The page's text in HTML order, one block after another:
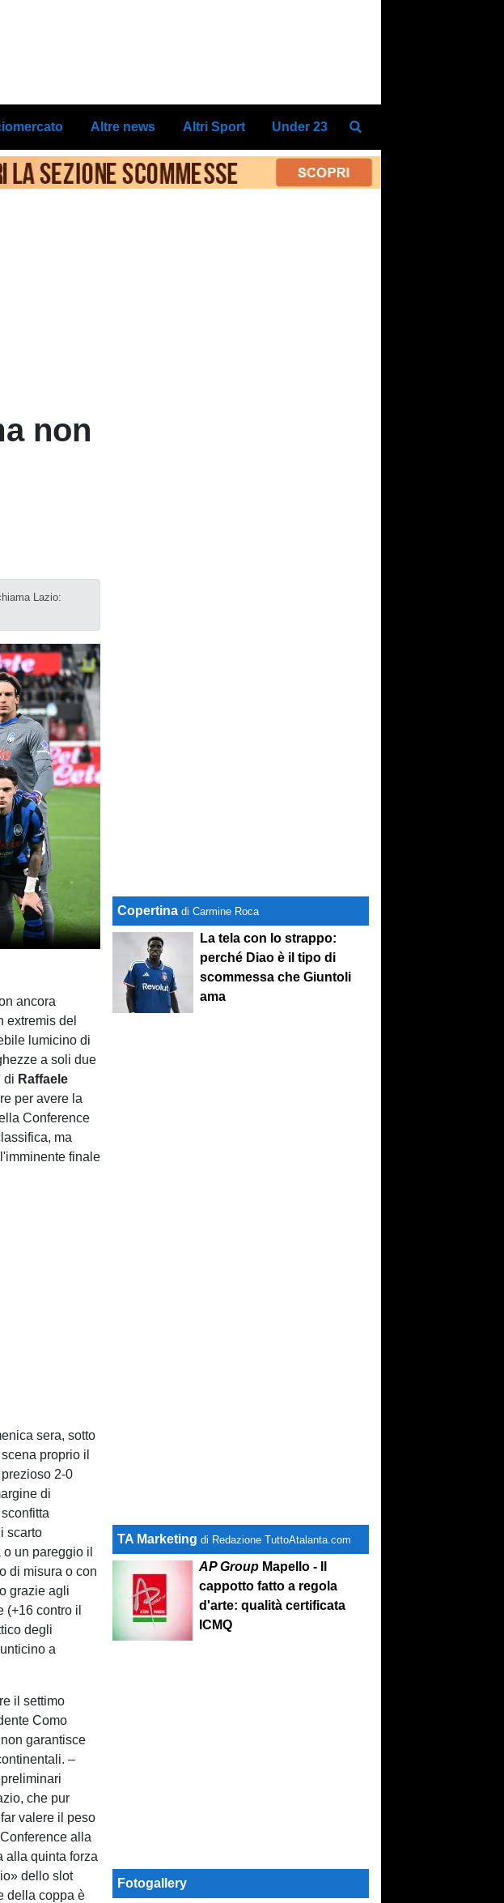
Altre news Altri Sport Under 23
non
Lazio:
ancora
extremis del
lumicino di
a soli due
di Raffaele
per avere la
Conference
ma
finale
sera, sotto
proprio il
2-0
di
scarto
un pareggio il
di misura o con
grazie agli
(+16 contro il
degli
a
il settimo
Como
garantisce
–
che pur
valere il peso
alla
alla quinta forza
dello slot
della coppa è
Copertina di Carmine Roca
La tela con lo strappo:
perché Diao è il tipo di
scommessa che Giuntoli
ama
TA Marketing di Redazione TuttoAtalanta.com
AP Group Mapello - Il
cappotto fatto a regola
d'arte: qualità certificata
ICMQ
Fotogallery